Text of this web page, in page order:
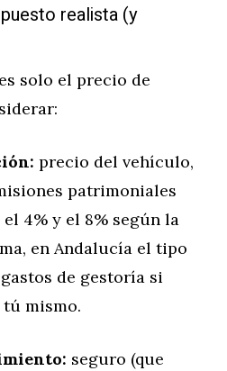
realista (y
solo el precio de
precio del vehículo,
patrimoniales
4% y el 8% según la
en Andalucía el tipo
de gestoría si
mismo.
seguro (que